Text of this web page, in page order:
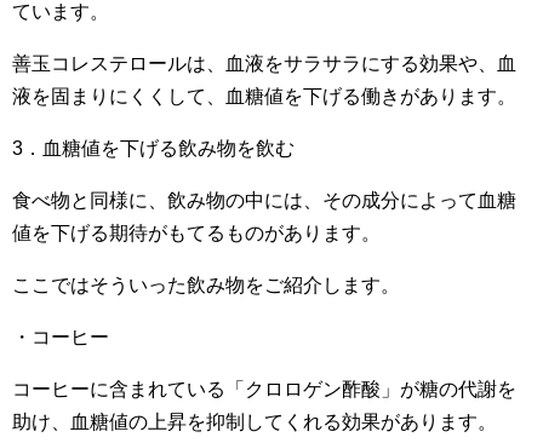
ています。
善玉コレステロールは、血液をサラサラにする効果や、血
液を固まりにくくして、血糖値を下げる働きがあります。
3．血糖値を下げる飲み物を飲む
食べ物と同様に、飲み物の中には、その成分によって血糖
値を下げる期待がもてるものがあります。
ここではそういった飲み物をご紹介します。
・コーヒー
コーヒーに含まれている「クロロゲン酢酸」が糖の代謝を
助け、血糖値の上昇を抑制してくれる効果があります。